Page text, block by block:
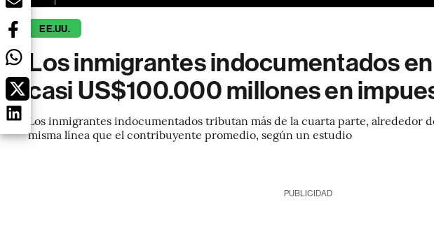
EE.UU.
Los inmigrantes indocumentados en
casi US$100.000 millones en
Los inmigrantes indocumentados tributan más de la cuarta parte, alrededor
misma línea que el contribuyente promedio, según un estudio
PUBLICIDAD